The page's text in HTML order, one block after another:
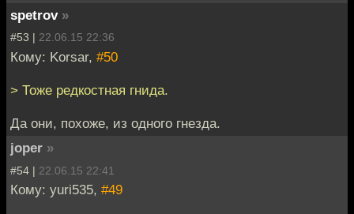
spetrov »
#53 | 22.06.15 22:36
Кому: Korsar, #50
> Тоже редкостная гнида.
Да они, похоже, из одного гнезда.
joper »
#54 | 22.06.15 22:41
Кому: yuri535, #49